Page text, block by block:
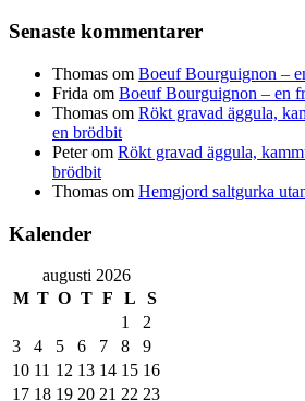
Senaste kommentarer
Thomas om Boeuf Bourguignon –
Frida om Boeuf Bourguignon – en
Thomas om Rökt gravad äggula,
en brödbit
Peterom Rökt gravad äggula,
brödbit
Thomas om Hemgjord saltgurka
Kalender
augusti 2026
M T O T F L
S
1
2
3
4 5 6 7 8
9
10 11 12 13 14 15 16
17 18 19 20 21 22 23